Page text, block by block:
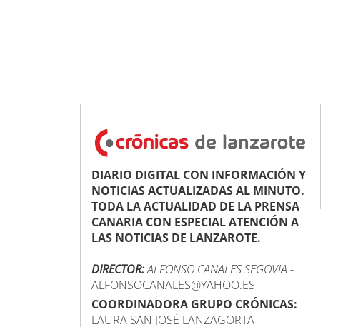
DIARIO DIGITAL CON INFORMACIÓN Y
NOTICIAS ACTUALIZADAS AL MINUTO.
TODA LA ACTUALIDAD DE LA PRENSA
CANARIA CON ESPECIAL ATENCIÓN A
LAS NOTICIAS DE LANZAROTE.
DIRECTOR:ALFONSO CANALES SEGOVIA -
ALFONSOCANALES@YAHOO.ES
COORDINADORA GRUPO CRÓNICAS:
LAURA SAN JOSÉ LANZAGORTA -